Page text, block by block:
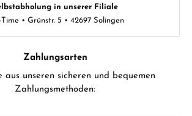
in unserer Filiale
Time • Grünstr. 5 • 42697 Solingen
Zahlungsarten
aus unseren sicheren und bequemen
Zahlungsmethoden: